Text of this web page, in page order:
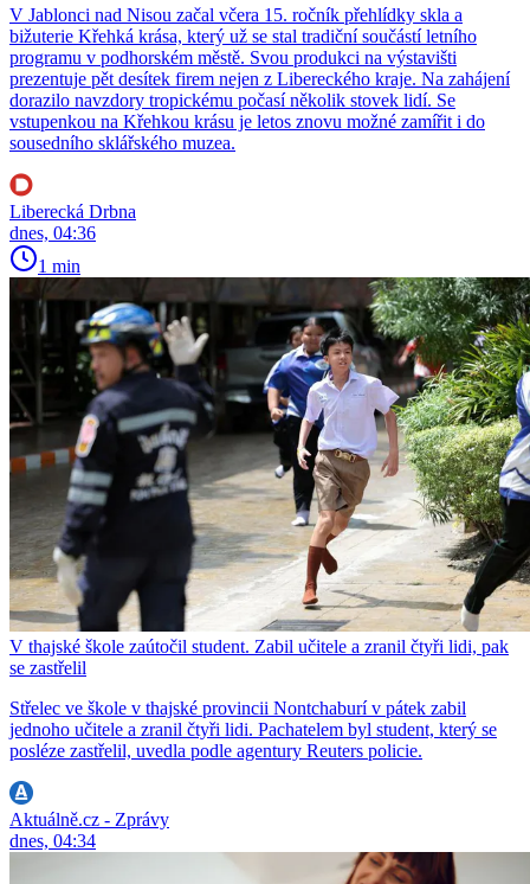
V Jablonci nad Nisou začal včera 15. ročník přehlídky skla a
bižuterie Křehká krása, který už se stal tradiční součástí letního
programu v podhorském městě. Svou produkci na výstavišti
prezentuje pět desítek firem nejen z Libereckého kraje. Na zahájení
dorazilo navzdory tropickému počasí několik stovek lidí. Se
vstupenkou na Křehkou krásu je letos znovu možné zamířit i do
sousedního sklářského muzea.
Liberecká Drbna
dnes, 04:36
1 min
V thajské škole zaútočil student. Zabil učitele a zranil čtyři lidi, pak
se zastřelil
Střelec ve škole v thajské provincii Nontchaburí v pátek zabil
jednoho učitele a zranil čtyři lidi. Pachatelem byl student, který se
posléze zastřelil, uvedla podle agentury Reuters policie.
Aktuálně.cz - Zprávy
dnes, 04:34